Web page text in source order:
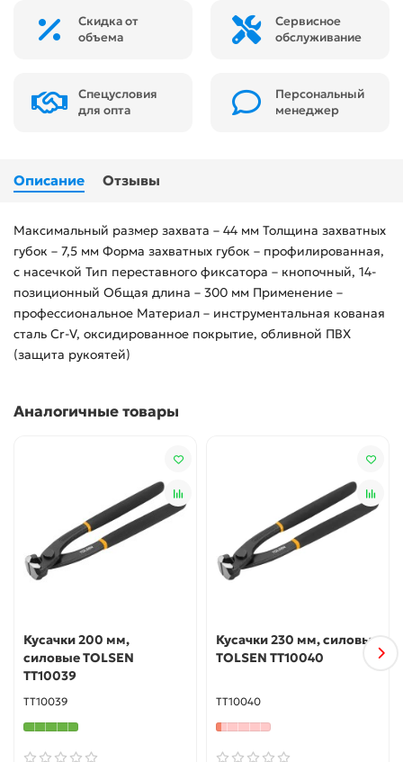
Скидка от
объема
Сервисное
обслуживание
Спецусловия
для опта
Персональный
менеджер
Описание Отзывы
Максимальный размер захвата – 44 мм Толщина захватных
губок – 7,5 мм Форма захватных губок – профилированная,
с насечкой Тип переставного фиксатора – кнопочный, 14-
позиционный Общая длина – 300 мм Применение –
профессиональное Материал – инструментальная кованая
сталь Cr-V, оксидированное покрытие, обливной ПВХ
(защита рукоятей)
Аналогичные товары
Кусачки 200 мм,
силовые TOLSEN
TT10039
TT10039
Кусачки 230 мм, силовые
TOLSEN TT10040
TT10040